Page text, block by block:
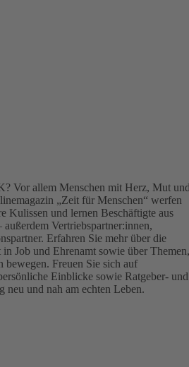
Vor allem Menschen mit Herz, Mut
„Zeit für Menschen“ werfen
Kulissen und lernen Beschäftigte aus
Vertriebspartner:innen,
Erfahren Sie mehr über die
Job und Ehrenamt sowie über Themen,
bewegen. Freuen Sie sich auf
Einblicke sowie Ratgeber- und
neu und nah am echten Leben.